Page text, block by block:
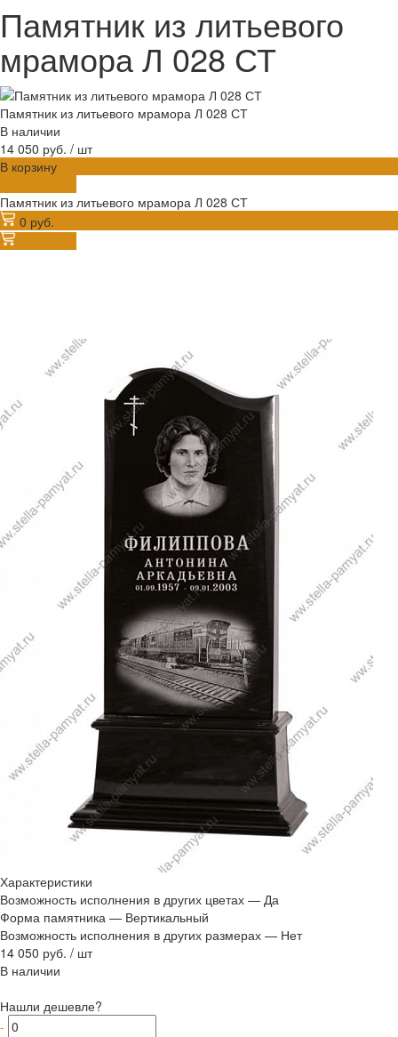
Памятник из литьевого
мрамора Л 028 СТ
Памятник из литьевого мрамора Л 028 СТ
В наличии
14 050 руб. / шт
В корзину
Памятник из литьевого мрамора Л 028 СТ
0 руб.
Характеристики
Возможность исполнения в других цветах — Да
Форма памятника — Вертикальный
Возможность исполнения в других размерах — Нет
14 050 руб. / шт
В наличии
Нашли дешевле?
-